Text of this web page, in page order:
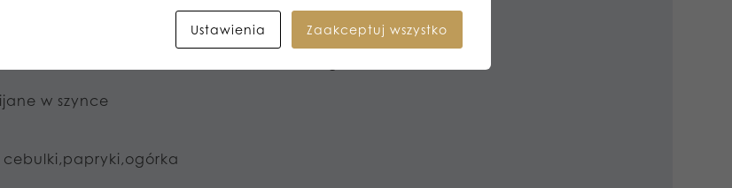
czosnkowym,grzankami
oliwkami , czerwoną cebulą , sosem vinegret
w szynce
cebulki,papryki,ogórka
Ustawienia Zaakceptuj wszystko